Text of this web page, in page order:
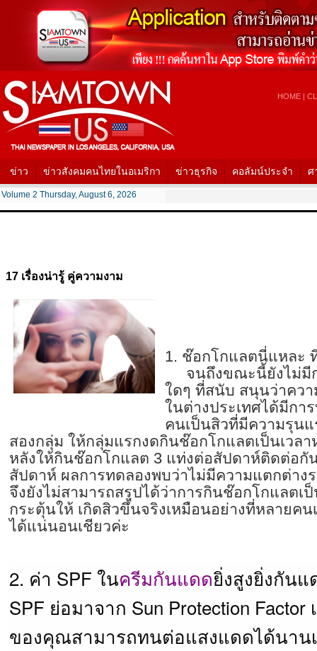
HOME |
ข่าว ข่าวสังคมคนไทยในอเมริกา ข่าวธุรกิจ คอลัมน์ประจำ ศ
Volume 2 Thursday, August 6, 2026
17 เรื่องน่ารู้ คู่ความงาม
1. ช๊อกโกแลตนี่แหละ
จนถึงขณะนี้ยังไม่มีก
ใดๆ ที่สนับ สนุนว่าควา
ในต่างประเทศได้มีก
คนเป็นสิวที่มีความรุนแ
สองกลุ่ม ให้กลุ่มแรกงดกินช๊อกโกแลตเป็นเวล
หลังให้กินช๊อกโกแลต 3 แท่งต่อสัปดาห์ติดต่อกั
สัปดาห์ ผลการทดลองพบว่าไม่มีความแตกต่าง
จึงยังไม่สามารถสรุปได้ว่าการกินช๊อกโกแลตเ
กระตุ้นให้ เกิดสิวขึ้นจริงเหมือนอย่างที่หลายค
ได้แน่นอนเชียวค่ะ
2. ค่า SPF ในครีมกันแดดยิ่งสูงยิ่งกัน
SPF ย่อมาจาก Sun Protection
ของคุณสามารถทนต่อแสงแดดได้นาน